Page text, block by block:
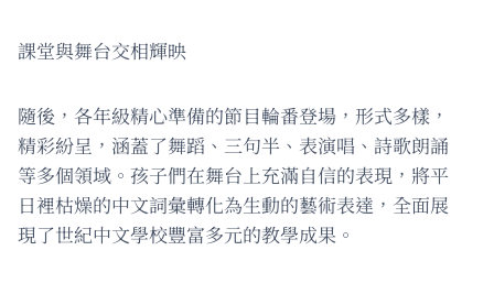
課堂與舞台交相輝映
隨後，各年級精心準備的節目輪番登場，形式多樣，
精彩紛呈，涵蓋了舞蹈、三句半、表演唱、詩歌朗誦
等多個領域。孩子們在舞台上充滿自信的表現，將平
日裡枯燥的中文詞彙轉化為生動的藝術表達，全面展
現了世紀中文學校豐富多元的教學成果。